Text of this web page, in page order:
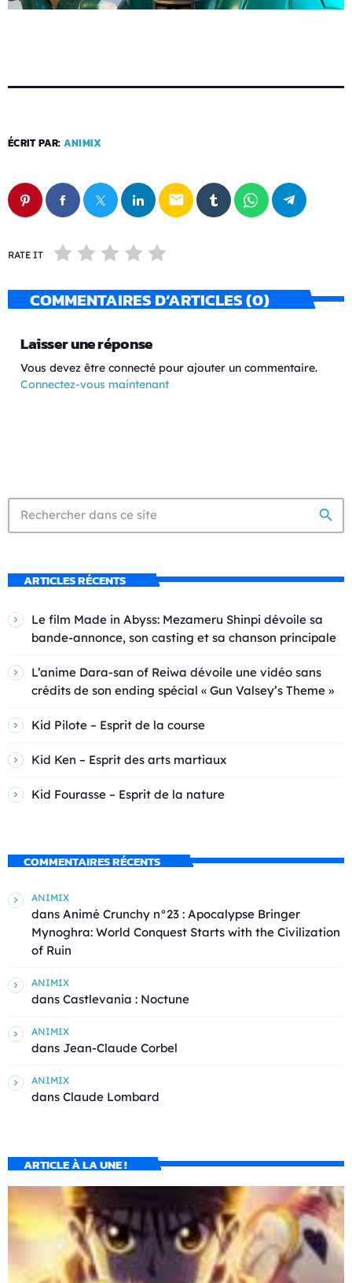
ÉCRIT PAR: ANIMIX
email
RATE IT
COMMENTAIRES D’ARTICLES (0)
Laisser une réponse
Vous devez être connecté pour ajouter un commentaire.
Connectez-vous maintenant
search
ARTICLES RÉCENTS
Le film Made in Abyss: Mezameru Shinpi dévoile sa
bande-annonce, son casting et sa chanson principale
L’anime Dara-san of Reiwa dévoile une vidéo sans
crédits de son ending spécial « Gun Valsey’s Theme »
Kid Pilote – Esprit de la course
Kid Ken – Esprit des arts martiaux
Kid Fourasse – Esprit de la nature
COMMENTAIRES RÉCENTS
ANIMIX
dans Animé Crunchy n°23 : Apocalypse Bringer
Mynoghra: World Conquest Starts with the Civilization
of Ruin
ANIMIX
dans Castlevania : Noctune
ANIMIX
dans Jean-Claude Corbel
ANIMIX
dans Claude Lombard
ARTICLE À LA UNE !